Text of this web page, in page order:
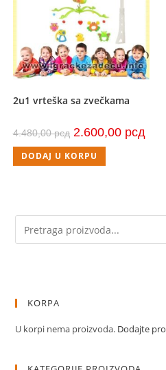
2u1 vrteška sa zvečkama
4.480,00рсд Originalna
cena
je
bila:
4.480,00 рсд.
2.600,00 рсд
cena
DODAJ U KORPU
KORPA
U korpi nema proizvoda. Dodajte